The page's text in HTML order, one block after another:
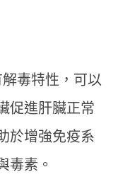
毒特性，可以
促進肝臟正常
於增強免疫系
毒素。